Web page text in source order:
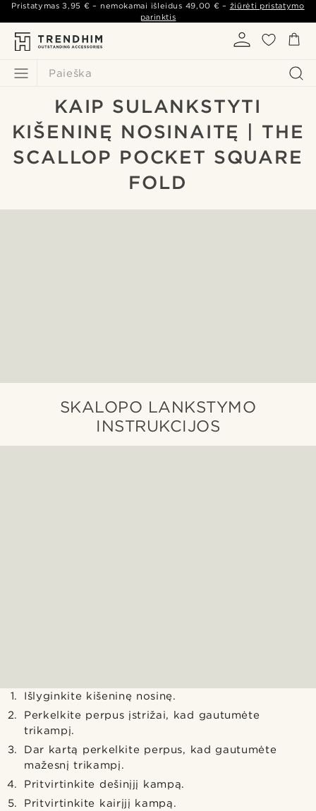
Paieška
Pristatymas3,95 € – nemokamai išleidus 49,00 € – žiūrėti pristatymo
parinktis
KAIP SULANKSTYTI
KIŠENINĘ NOSINAITĘ | THE
SCALLOP POCKET SQUARE
FOLD
SKALOPO LANKSTYMO
INSTRUKCIJOS
Išlyginkite kišeninę nosinę.
Perkelkite perpus įstrižai, kad gautumėte
trikampį.
Dar kartą perkelkite perpus, kad gautumėte
mažesnį trikampį.
Pritvirtinkite dešinįjį kampą.
Pritvirtinkite kairįjį kampą.